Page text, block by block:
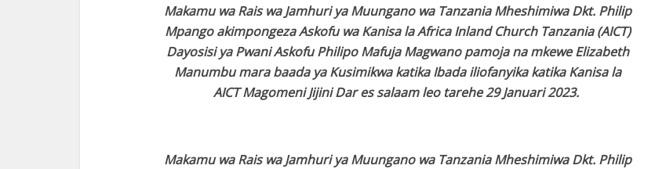
Makamu wa Rais wa Jamhuri ya Muungano wa Tanzania Mheshimiwa Dkt. Philip
Mpango akimpongeza Askofu wa Kanisa la Africa Inland Church Tanzania (AICT)
Dayosisi ya Pwani Askofu Philipo Mafuja Magwano pamoja na mkewe Elizabeth
Manumbu mara baada ya Kusimikwa katika Ibada iliofanyika katika Kanisa la
AICT Magomeni Jijini Dar es salaam leo tarehe 29 Januari 2023.
Makamu wa Rais wa Jamhuri ya Muungano wa Tanzania Mheshimiwa Dkt. Philip